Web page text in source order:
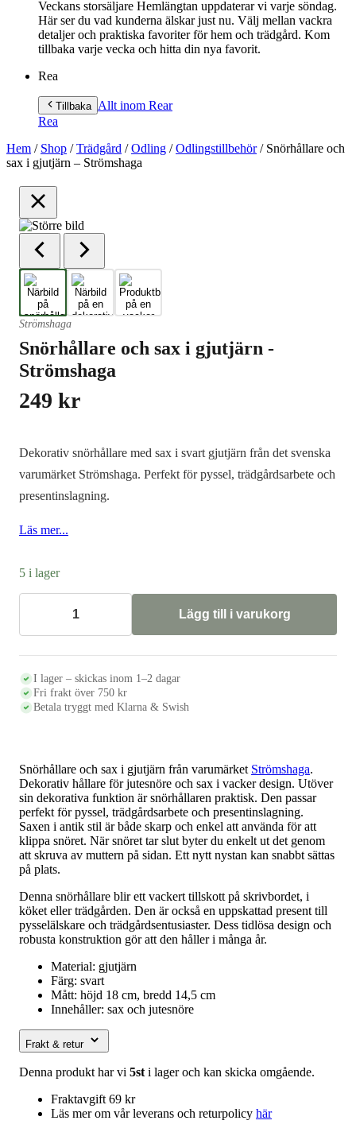
Veckans storsäljare Hemlängtan uppdaterar vi varje söndag.
Här ser du vad kunderna älskar just nu. Välj mellan vackra
detaljer och praktiska favoriter för hem och trädgård. Kom
tillbaka varje vecka och hitta din nya favorit.
Rea
Tillbaka Allt inom Rear
Rea
Hem / Shop /Trädgård /Odling /Odlingstillbehör/ Snörhållare och
sax i gjutjärn – Strömshaga
Strömshaga
Snörhållare och sax i gjutjärn -
Strömshaga
249 kr
Dekorativ snörhållare med sax i svart gjutjärn från det svenska
varumärket Strömshaga. Perfekt för pyssel, trädgårdsarbete och
presentinslagning.
Läs mer...
5 i lager
Snörhållare
och
gjutjärn
-
Strömshaga
Lägg till i varukorg
I lager – skickas inom 1–2 dagar
Fri frakt över 750 kr
Betala tryggt med Klarna & Swish
Snörhållare och sax i gjutjärn från varumärket Strömshaga.
Dekorativ hållare för jutesnöre och sax i vacker design. Utöver
sin dekorativa funktion är snörhållaren praktisk. Den passar
perfekt för pyssel, trädgårdsarbete och presentinslagning.
Saxen i antik stil är både skarp och enkel att använda för att
klippa snöret. När snöret tar slut byter du enkelt ut det genom
att skruva av muttern på sidan. Ett nytt nystan kan snabbt sättas
på plats.
Denna snörhållare blir ett vackert tillskott på skrivbordet, i
köket eller trädgården. Den är också en uppskattad present till
pysselälskare och trädgårdsentusiaster. Dess tidlösa design och
robusta konstruktion gör att den håller i många år.
Material: gjutjärn
Färg: svart
Mått: höjd 18 cm, bredd 14,5 cm
Innehåller: sax och jutesnöre
Frakt & retur
Denna produkt har vi 5st i lager och kan skicka omgående.
Fraktavgift 69 kr
Läs mer om vår leverans och returpolicy här